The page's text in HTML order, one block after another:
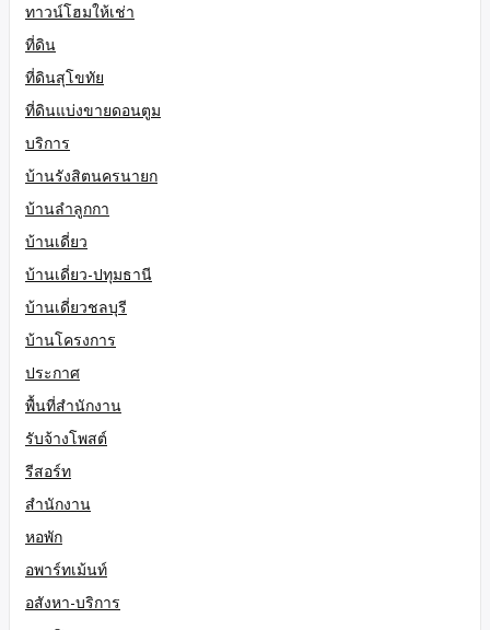
ทาวน์โฮมให้เช่า
ที่ดิน
ที่ดินสุโขทัย
ที่ดินแบ่งขายดอนตูม
บริการ
บ้านรังสิตนครนายก
บ้านลำลูกกา
บ้านเดี่ยว
บ้านเดี่ยว-ปทุมธานี
บ้านเดี่ยวชลบุรี
บ้านโครงการ
ประกาศ
พื้นที่สำนักงาน
รับจ้างโพสต์
รีสอร์ท
สำนักงาน
หอพัก
อพาร์ทเม้นท์
อสังหา-บริการ